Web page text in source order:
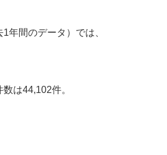
年間のデータ）では、
は44,102件。